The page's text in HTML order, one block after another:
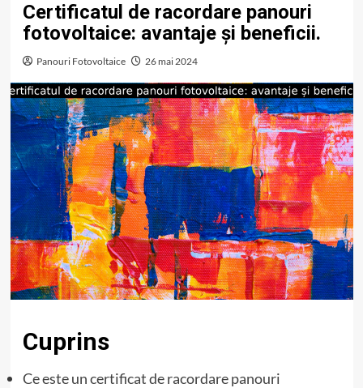
Certificatul de racordare panouri
fotovoltaice: avantaje și beneficii.
Panouri Fotovoltaice 26 mai 2024
Cuprins
Ce este un certificat de racordare panouri